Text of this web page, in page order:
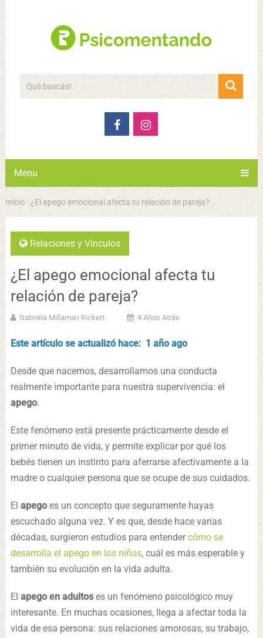
Menu
Inicio-¿El apego emocional afecta tu relación de pareja?
Relaciones y Vínculos
¿El apego emocional afecta tu
relación de pareja?
Gabriela Millaman Rickert 4 Años Atrás
Este artículo se actualizó hace: 1 año ago
Desde que nacemos, desarrollamos una conducta
realmente importante para nuestra supervivencia: el
apego.
Este fenómeno está presente prácticamente desde el
primer minuto de vida, y permite explicar por qué los
bebés tienen un instinto para aferrarse afectivamente a la
madre o cualquier persona que se ocupe de sus cuidados.
El apego es un concepto que seguramente hayas
escuchado alguna vez. Y es que, desde hace varias
décadas, surgieron estudios para entendercómo se
desarrolla el apego en los niños, cuál es más esperable y
también su evolución en la vida adulta.
El apego en adultoses un fenómeno psicológico muy
interesante. En muchas ocasiones, llega a afectar toda la
vida de esa persona: sus relaciones amorosas, su trabajo,